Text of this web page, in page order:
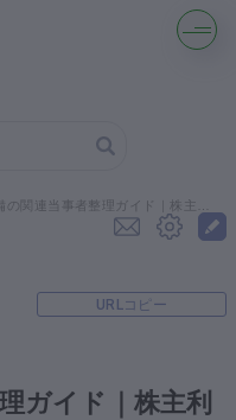
URLコピー
ガイド｜株主利